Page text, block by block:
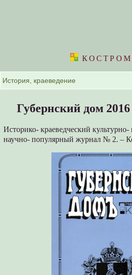
КОСТРОМ
Губернский дом
Историко- краеведческий культурно-
научно- популярный журнал № 2. –